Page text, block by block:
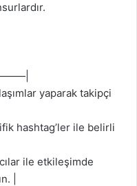
yaparak takipçi
hashtag’ler ile belirli
ile etkileşimde
|